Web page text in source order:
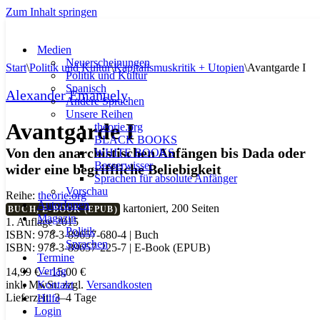
Zum Inhalt springen
Medien
Neuerscheinungen
Politik und Kultur
Spanisch
Andere Sprachen
Unsere Reihen
theorie.org
BLACK BOOKS
WHITE BOOKS
Besserwisser
Sprachen für absolute Anfänger
Vorschau
AutorInnen
Magazin
Politik
Sprachen
Termine
Verlag
Kontakt
Hilfe
Login
Start\Politik und Kultur\Kapitalismuskritik + Utopien\Avantgarde I
Alexander Emanuely
Avantgarde I
Von den anarchistischen Anfängen bis Dada oder
wider eine begriffliche Beliebigkeit
Reihe: theorie.org
BUCH, E-BOOK (EPUB) kartoniert, 200 Seiten
1. Auflage 2015
ISBN: 978-3-89657-680-4 | Buch
ISBN: 978-3-89657-225-7 | E-Book (EPUB)
14,99 €–15,00 €
inkl. MwSt. zzgl. Versandkosten
Lieferzeit:3–4 Tage